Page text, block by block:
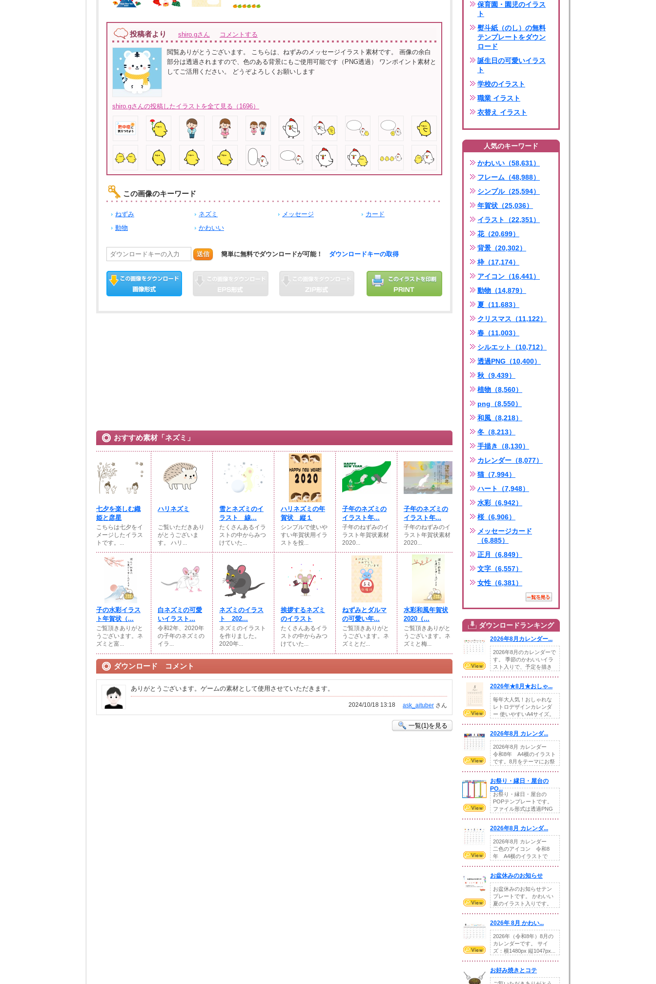
投稿者より shiro.gさん コメントする
閲覧ありがとうございます。 こちらは、ねずみのメッセージイラスト素材です。 画像の余白
部分は透過されますので、色のある背景にもご使用可能です（PNG透過） ワンポイント素材と
してご活用ください。 どうぞよろしくお願いします
shiro.gさんの投稿したイラストを全て見る（1696）
この画像のキーワード
ねずみ ネズミ メッセージ
カード
動物
かわいい
送信 簡単に無料でダウンロードが可能！ ダウンロードキーの取得
おすすめ素材「ネズミ」
七夕を楽しむ織
姫と彦星
こちらは七夕をイ
メージしたイラス
トです。...
ハリネズミ
ご覧いただきあり
がとうございま
す。 ハリ...
雪とネズミのイ
ラスト 線...
たくさんあるイラ
ストの中からみつ
けていた...
ハリネズミの年
賀状 縦１
シンプルで使いや
すい年賀状用イラ
ストを投...
子年のネズミの
イラスト年...
子年のねずみのイ
ラスト年賀状素材
2020...
子年のネズミの
イラスト年...
子年のねずみのイ
ラスト年賀状素材
2020...
子の水彩イラス
ト年賀状（...
ご覧頂きありがと
うございます。ネ
ズミと富...
白ネズミの可愛
いイラスト...
令和2年、2020年
の子年のネズミの
イラ...
ネズミのイラス
ト 202...
ネズミのイラスト
を作りました。
2020年...
挨拶するネズミ
のイラスト
たくさんあるイラ
ストの中からみつ
けていた...
ねずみとダルマ
の可愛い年...
ご覧頂きありがと
うございます。ネ
ズミとだ...
水彩和風年賀状
2020（...
ご覧頂きありがと
うございます。ネ
ズミと梅...
ダウンロード コメント
ありがとうございます。ゲームの素材として使用させていただきます。
ask_aituber さん
2024/10/18 13:18
一覧(1)を見る
保育園・園児のイラス
ト
熨斗紙（のし）の無料
テンプレートをダウン
ロード
誕生日の可愛いイラス
ト
学校のイラスト
職業 イラスト
衣替え イラスト
人気のキーワード
かわいい（58,631）
フレーム（48,988）
シンプル（25,594）
年賀状（25,036）
イラスト（22,351）
花（20,699）
背景（20,302）
枠（17,174）
アイコン（16,441）
動物（14,879）
夏（11,683）
クリスマス（11,122）
春（11,003）
シルエット（10,712）
透過PNG（10,400）
秋（9,439）
植物（8,560）
png（8,550）
和風（8,218）
冬（8,213）
手描き（8,130）
カレンダー（8,077）
猫（7,994）
ハート（7,948）
水彩（6,942）
桜（6,906）
メッセージカード
（6,885）
正月（6,849）
文字（6,557）
女性（6,381）
ダウンロードランキング
2026年8月カレンダー...
2026年8月のカレンダーで
す。 季節のかわいいイラ
スト入りで、予定を描き
2026年★8月★おしゃ...
毎年大人気！おしゃれな
レトロデザインカレンダ
ー 使いやすいA4サイズ。
2026年8月 カレンダ...
2026年8月 カレンダー
令和8年 A4横のイラスト
です。8月をテーマにお祭
お祭り・縁日・屋台の
PO...
お祭り・縁日・屋台の
POPテンプレートです。
ファイル形式は透過PNG
2026年8月 カレンダ...
2026年8月 カレンダー
二色のアイコン 令和8
年 A4横のイラストで
お盆休みのお知らせ
お盆休みのお知らせテン
プレートです。 かわいい
夏のイラスト入りです。
2026年 8月 かわい...
2026年（令和8年）8月の
カレンダーです。 サイ
ズ：横1480px 縦1047px...
お好み焼きとコテ